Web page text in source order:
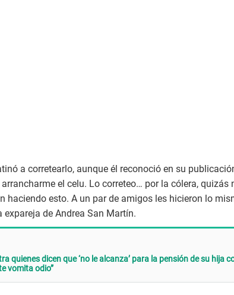
a corretearlo, aunque él reconoció en su
el celu. Lo correteo… por la cólera, quizás
haciendo esto. A un par de amigos les hicieron lo
de Andrea San Martín.
quienes dicen que ‘no le alcanza’ para la pensión de su hija
vomita odio”